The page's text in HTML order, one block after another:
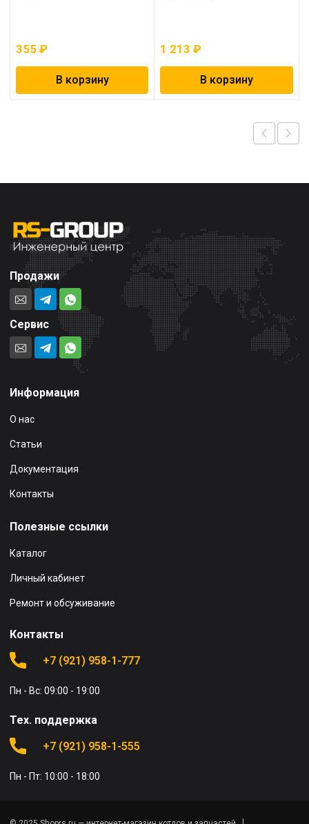
355 ₽
В корзину
1 213₽
В корзину
Продажи
Сервис
Информация
О нас
Статьи
Документация
Контакты
Полезные ссылки
Каталог
Личный кабинет
Ремонт и обсуживание
Контакты
+7 (921) 958-1-777
Пн - Вс: 09:00 - 19:00
Тех. поддержка
+7 (921) 958-1-555
Пн - Пт: 10:00 - 18:00